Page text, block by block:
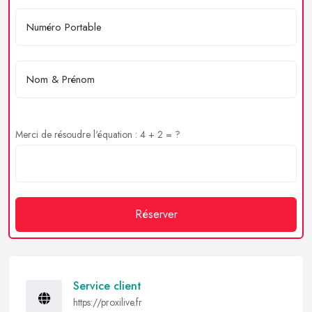
Merci de résoudre l'équation : 4 + 2 = ?
Réserver
Service client
https://proxilive.fr